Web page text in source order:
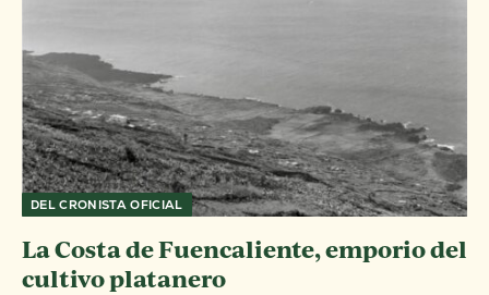
DEL CRONISTA OFICIAL
La Costa de Fuencaliente, emporio del
cultivo platanero